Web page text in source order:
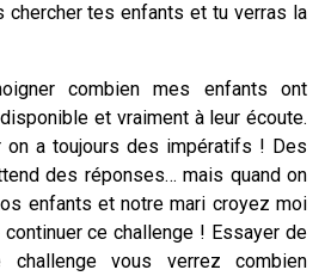
chercher tes enfants et tu verras la
combien mes enfants ont
et vraiment à leur écoute.
on a toujours des impératifs ! Des
des réponses… mais quand on
enfants et notre mari croyez moi
ce challenge ! Essayer de
vous verrez combien